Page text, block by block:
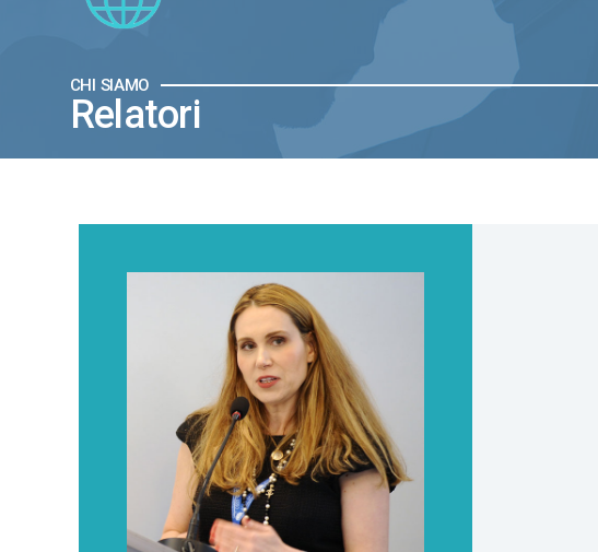
CHI SIAMO
Relatori